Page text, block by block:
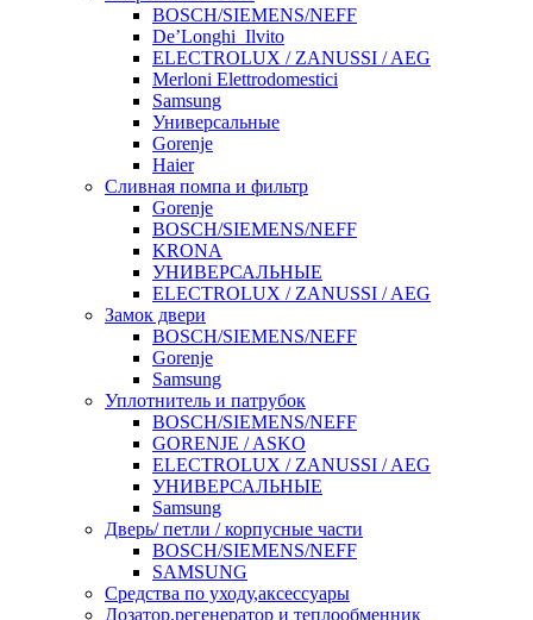
BOSCH/SIEMENS/NEFF
De’Longhi_Ilvito
ELECTROLUX / ZANUSSI / AEG
Merloni Elettrodomestici
Samsung
Универсальные
Gorenje
Haier
Сливная помпа и фильтр
Gorenje
BOSCH/SIEMENS/NEFF
KRONA
УНИВЕРСАЛЬНЫЕ
ELECTROLUX / ZANUSSI / AEG
Замок двери
BOSCH/SIEMENS/NEFF
Gorenje
Samsung
Уплотнитель и патрубок
BOSCH/SIEMENS/NEFF
GORENJE / ASKO
ELECTROLUX / ZANUSSI / AEG
УНИВЕРСАЛЬНЫЕ
Samsung
Дверь/ петли / корпусные части
BOSCH/SIEMENS/NEFF
SAMSUNG
Средства по уходу,аксессуары
Дозатор,регенератор и теплообменник